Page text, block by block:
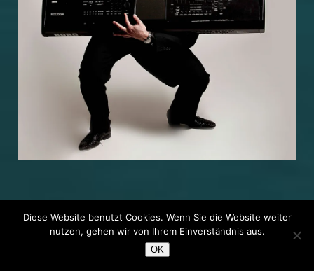
© Copyright Lions Media
Diese Website benutzt Cookies. Wenn Sie die Website weiter
nutzen, gehen wir von Ihrem Einverständnis aus.
OK